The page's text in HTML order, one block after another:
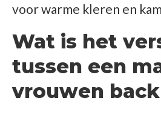
voor warme kleren en
Wat is het
tussen een
vrouwen